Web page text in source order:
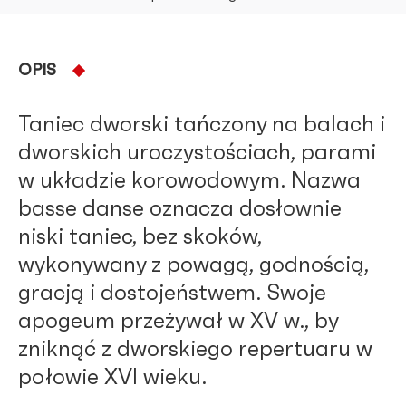
OPIS
Taniec dworski tańczony na balach i
dworskich uroczystościach, parami
w układzie korowodowym. Nazwa
basse danse oznacza dosłownie
niski taniec, bez skoków,
wykonywany z powagą, godnością,
gracją i dostojeństwem. Swoje
apogeum przeżywał w XV w., by
zniknąć z dworskiego repertuaru w
połowie XVI wieku.